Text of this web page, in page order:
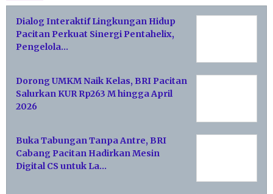
Dialog Interaktif Lingkungan Hidup
Pacitan Perkuat Sinergi Pentahelix,
Pengelola…
Dorong UMKM Naik Kelas, BRI Pacitan
Salurkan KUR Rp263 M hingga April
2026
Buka Tabungan Tanpa Antre, BRI
Cabang Pacitan Hadirkan Mesin
Digital CS untuk La…